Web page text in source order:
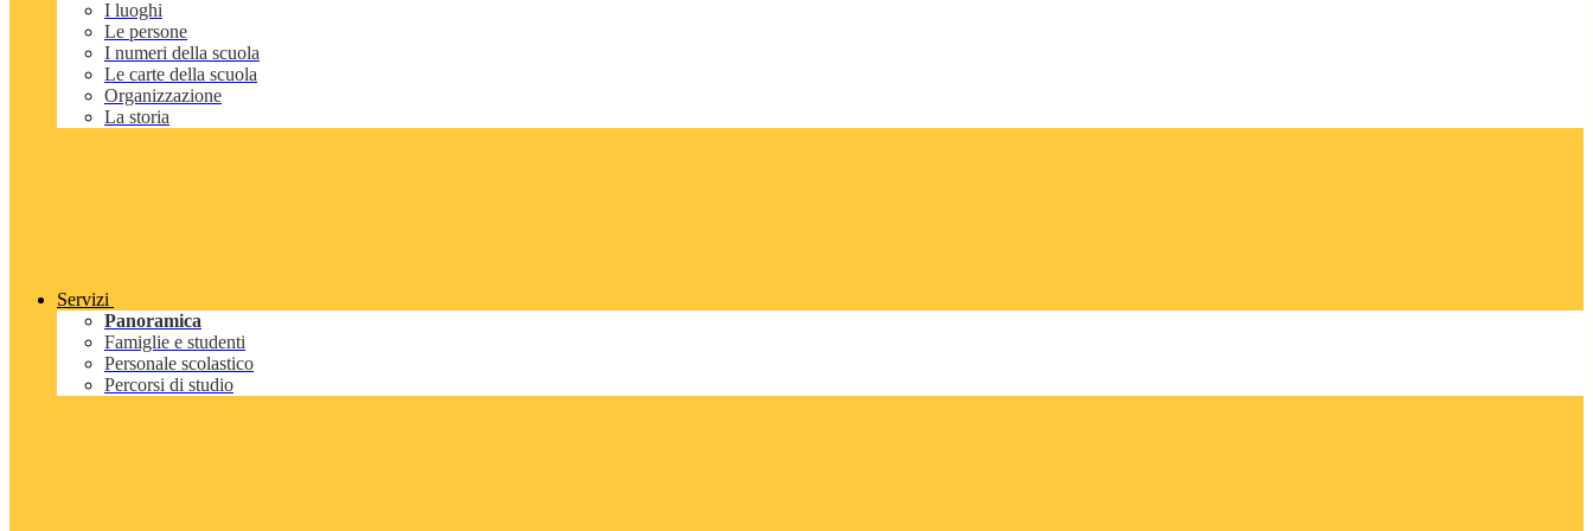
I luoghi
Le persone
I numeri della scuola
Le carte della scuola
Organizzazione
La storia
Servizi
Panoramica
Famiglie e studenti
Personale scolastico
Percorsi di studio